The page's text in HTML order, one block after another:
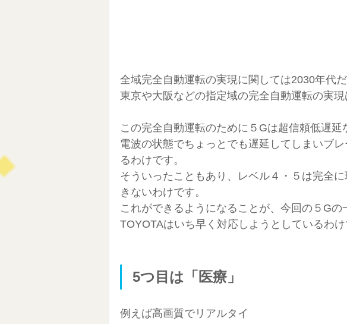
全域完全自動運転の実現に関しては2030年代だ
東京や大阪などの指定域の完全自動運転の実現
この完全自動運転のために５Gは超信頼低遅延
電波の状態でちょっとでも遅延してしまいブ
るわけです。
そういったこともあり、レベル４・５は完全
きないわけです。
これができるようになることが、今回の５G
TOYOTAはいち早く対応しようとしているわけ
5つ目は「医療」
例えば高画質でリアルタイ